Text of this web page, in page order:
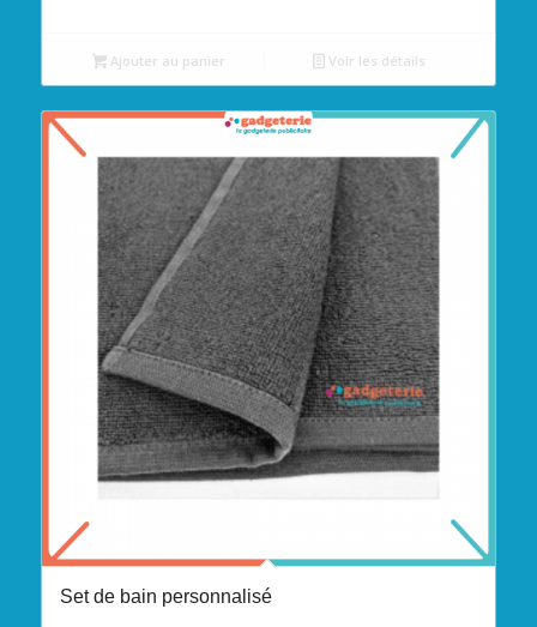
Ajouter au panier Voir les détails
Set de bain personnalisé